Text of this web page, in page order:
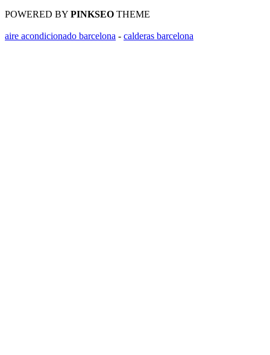
POWERED BY PINKSEO THEME
aire acondicionado barcelona - calderas barcelona